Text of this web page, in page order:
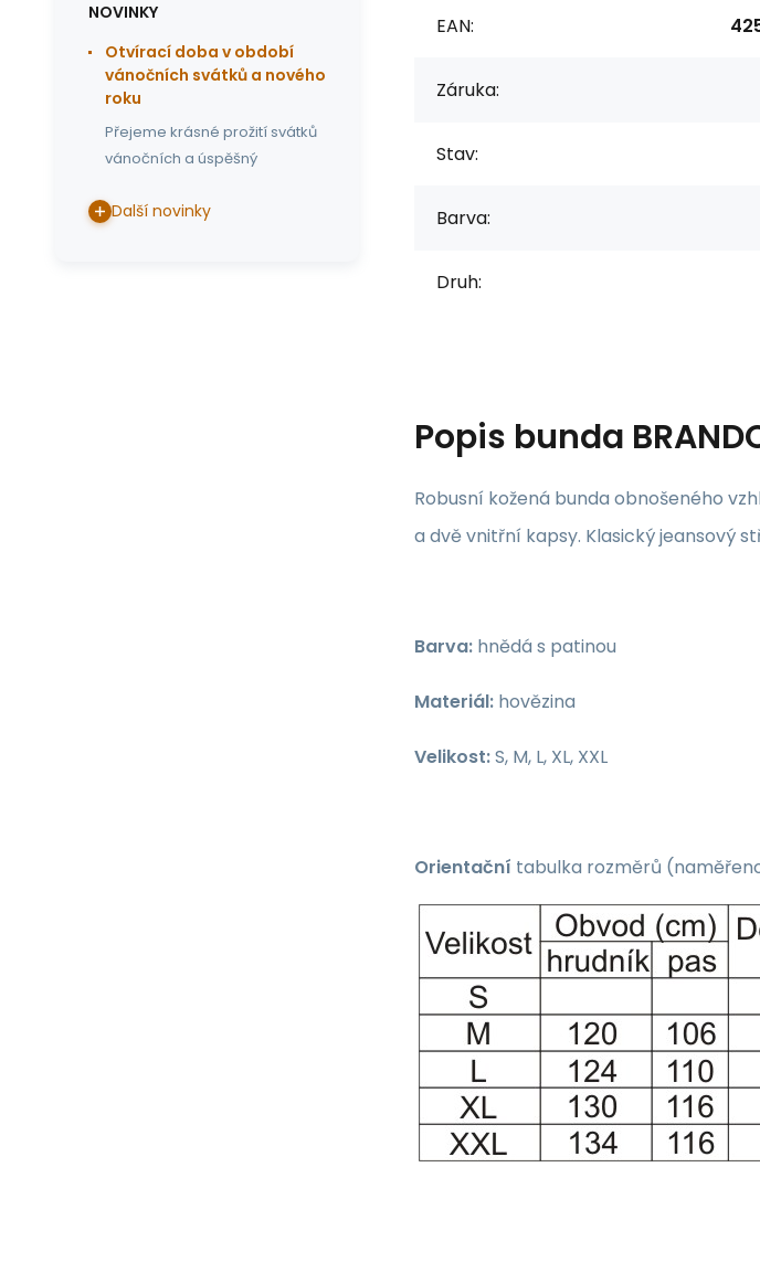
EAN:
Záruka:
Stav:
Barva:
Druh:
Popis bunda
Robusní kožená bunda obnošeného
a dvě vnitřní kapsy. Klasický jeansový
Barva: hnědá s patinou
Materiál: hovězina
Velikost:S, M, L, XL, XXL
Orientační tabulka rozměrů
NOVINKY
Otvírací doba v období
vánočních svátků a nového
roku
Přejeme krásné prožití svátků
vánočních a úspěšný
Další novinky